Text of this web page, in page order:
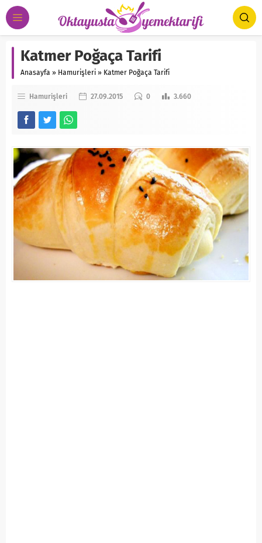
Katmer Poğaça Tarifi
Anasayfa » Hamurişleri » Katmer Poğaça Tarifi
Hamurişleri 27.09.2015 0 3.660